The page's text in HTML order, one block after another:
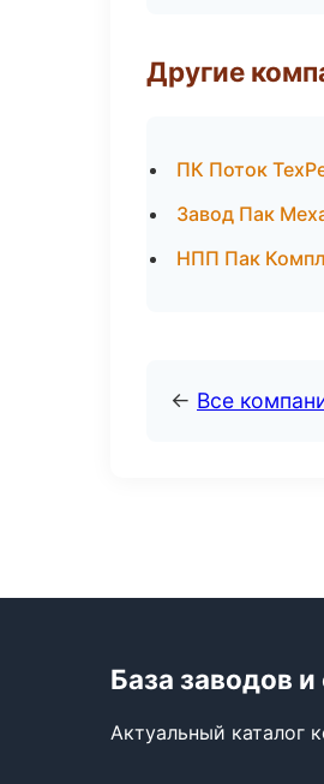
Другие
ПК Поток
Завод Пак
НПП Пак
← Все
База заводов
Актуальный каталог